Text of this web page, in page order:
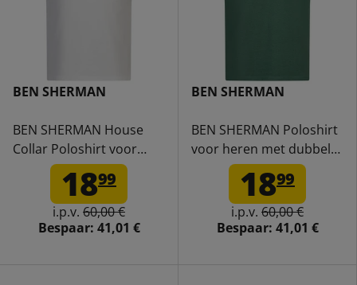
BEN SHERMAN
BEN SHERMAN House
Collar Poloshirt voor
heren 0078169NR-WHITE
1899
i.p.v. 60,00 €
Bespaar: 41,01 €
BEN SHERMAN
BEN SHERMAN Poloshirt
voor heren met dubbele
bies 0076270NR-Green
1899
i.p.v. 60,00 €
Bespaar: 41,01 €